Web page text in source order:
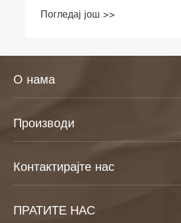
Погледај још >>
О нама
Производи
Контактирајте нас
ПРАТИТЕ НАС